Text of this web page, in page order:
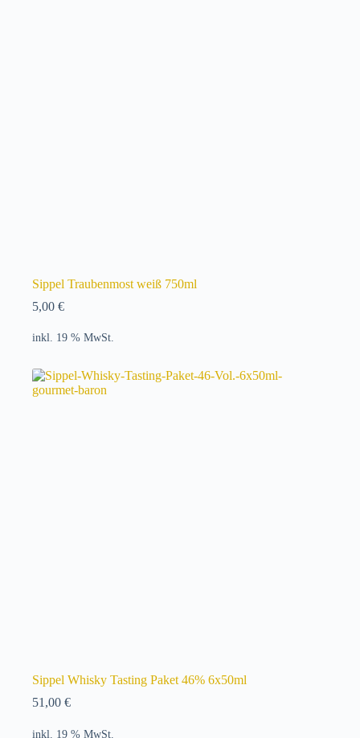
Sippel Traubenmost weiß 750ml
5,00 €
inkl. 19 % MwSt.
Sippel Whisky Tasting Paket 46% 6x50ml
51,00 €
inkl. 19 % MwSt.